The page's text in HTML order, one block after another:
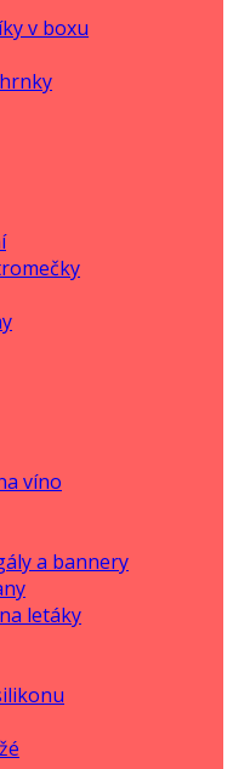
v boxu
víno
a bannery
letáky